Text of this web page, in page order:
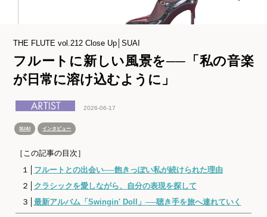
THE FLUTE vol.212 Close Up│SUAI
フルートに新しい風景を──「私の音楽
が日常に溶け込むように」
2026-06-17
SUAI インタビュー
［この記事の目次］
１│ フルートとの出会い──飽きっぽい私が続けられた理由
２│ クラシックを愛しながら、自分の表現を探して
３│ 最新アルバム「Swingin' Doll」──聴き手を旅へ連れていく